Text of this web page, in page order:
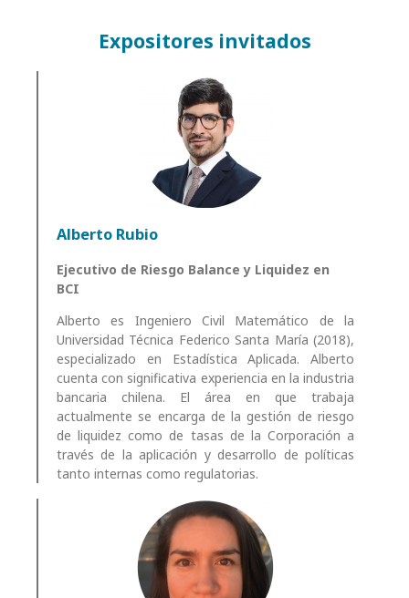
Expositores invitados
Alberto Rubio
Ejecutivo de Riesgo Balance y Liquidez en
BCI
Alberto es Ingeniero Civil Matemático de la
Universidad Técnica Federico Santa María (2018),
especializado en Estadística Aplicada. Alberto
cuenta con significativa experiencia en la industria
bancaria chilena. El área en que trabaja
actualmente se encarga de la gestión de riesgo
de liquidez como de tasas de la Corporación a
través de la aplicación y desarrollo de políticas
tanto internas como regulatorias.